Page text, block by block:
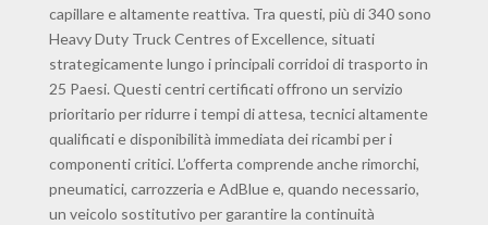
capillare e altamente reattiva. Tra questi, più di 340 sono
Heavy Duty Truck Centres of Excellence, situati
strategicamente lungo i principali corridoi di trasporto in
25 Paesi. Questi centri certificati offrono un servizio
prioritario per ridurre i tempi di attesa, tecnici altamente
qualificati e disponibilità immediata dei ricambi per i
componenti critici. L’offerta comprende anche rimorchi,
pneumatici, carrozzeria e AdBlue e, quando necessario,
un veicolo sostitutivo per garantire la continuità